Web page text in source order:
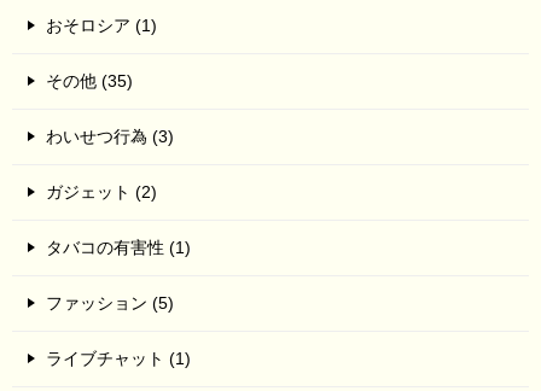
おそロシア (1)
その他 (35)
わいせつ行為 (3)
ガジェット (2)
タバコの有害性 (1)
ファッション (5)
ライブチャット (1)